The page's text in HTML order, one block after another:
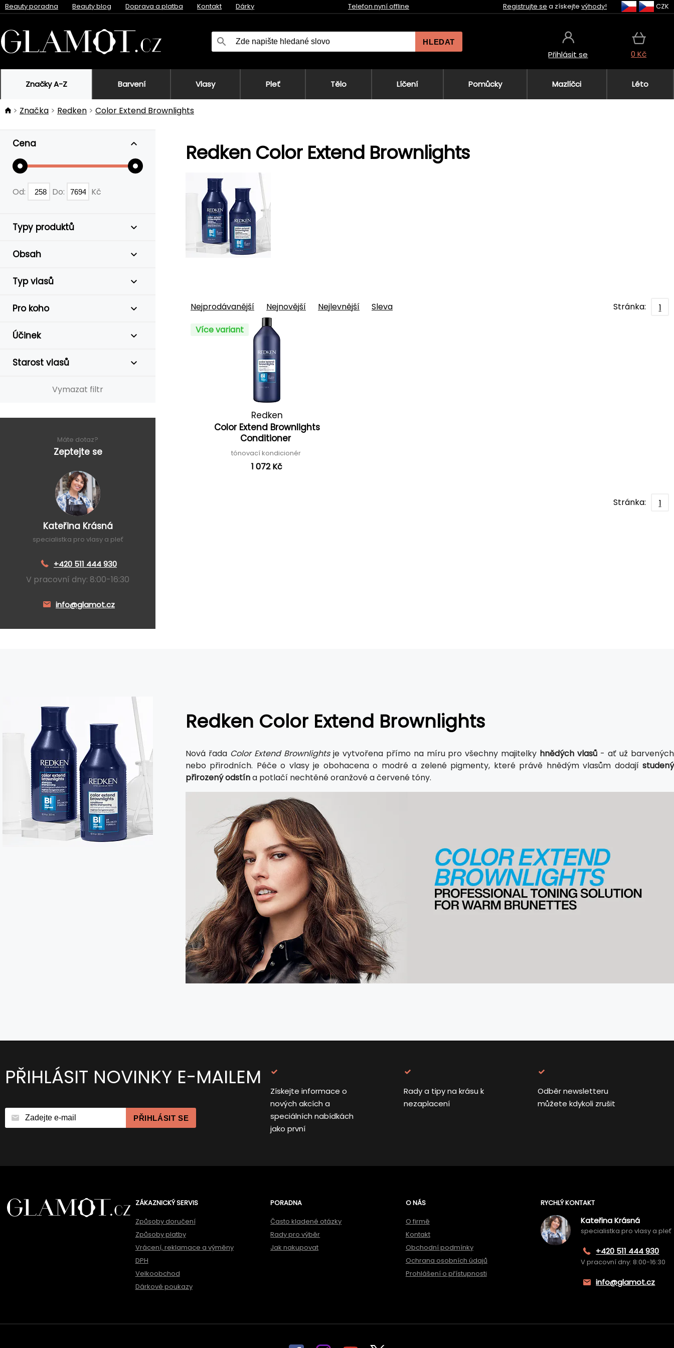
Beauty poradna Beauty blog Doprava a platba Kontakt Dárky Telefon nyní offline Registrujte se a získejte výhody! CZK
HLEDAT
Přihlásit se 0 Kč
Značky A-Z Barvení Vlasy Pleť Tělo Líčení Pomůcky Mazlíčci Léto
Značka Redken Color Extend Brownlights
Cena
Od: Do: Kč
Typy produktů
Obsah
Typ vlasů
Pro koho
Účinek
Starost vlasů
Vymazat filtr
Máte dotaz?
Zeptejte se
Kateřina Krásná
specialistka pro vlasy a pleť
+420 511 444 930
V pracovní dny: 8:00-16:30
info@glamot.cz
Redken Color Extend Brownlights
Nejprodávanější Nejnovější Nejlevnější Sleva Stránka:
1
Více variant
Redken
Color Extend Brownlights
Conditioner
tónovací kondicionér
1 072 Kč
Stránka: 1
Redken Color Extend Brownlights
Nová řada Color Extend Brownlightsje vytvořena přímo na míru pro všechny majitelky hnědých vlasů - ať už barvených
nebo přirodních. Péče o vlasy je obohacena o modré a zelené pigmenty, které právě hnědým vlasům dodají studený
přirozený odstína potlačí nechtěné oranžové a červené tóny.
PŘIHLÁSIT NOVINKY E-MAILEM
PŘIHLÁSIT SE
Získejte informace o
nových akcích a
speciálních nabídkách
jako první
Rady a tipy na krásu k
nezaplacení
Odběr newsletteru
můžete kdykoli zrušit
ZÁKAZNICKÝ SERVIS
Způsoby doručení
Způsoby platby
Vrácení, reklamace a výměny
DPH
Velkoobchod
Dárkové poukazy
PORADNA
Často kladené otázky
Rady pro výběr
Jak nakupovat
O NÁS
O firmě
Kontakt
Obchodní podmínky
Ochrana osobních údajů
Prohlášení o přístupnosti
RYCHLÝ KONTAKT
Kateřina Krásná
specialistka pro vlasy a pleť
+420 511 444 930
V pracovní dny: 8:00-16:30
info@glamot.cz